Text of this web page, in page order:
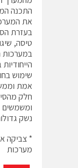
התכנה
את
בעזרת
טיסה,
במערכות
שימוש
אמת
חלק
ומשמשים
נשק
* צביקה
מערכות